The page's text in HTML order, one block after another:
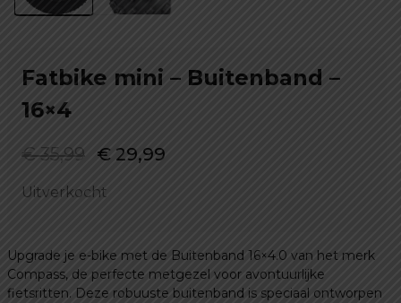
Fatbike mini – Buitenband –
16×4
€35,99
Oorspronkelijke
€ 29,99
Uitverkocht
Upgrade je e-bike met de Buitenband 16×4.0 van het merk
Compass, de perfecte metgezel voor avontuurlijke
fietsritten. Deze robuuste buitenband is speciaal ontworpen